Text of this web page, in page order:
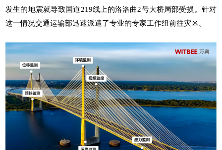
发生的地震就导致国道219线上的洛洛曲2号大桥局部受损。针对
这一情况交通运输部迅速派遣了专业的专家工作组前往灾区。